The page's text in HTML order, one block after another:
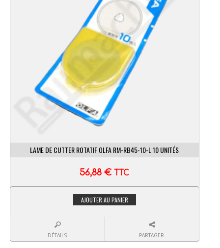
LAME DE CUTTER ROTATIF OLFA RM-RB45-10-L 10 UNITÉS
56,88€ TTC
AJOUTER AU PANIER
DÉTAILS PARTAGER